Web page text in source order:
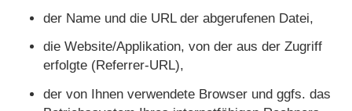
der Name und die URL der abgerufenen Datei,
die Website/Applikation, von der aus der Zugriff
erfolgte (Referrer-URL),
der von Ihnen verwendete Browser und ggfs. das